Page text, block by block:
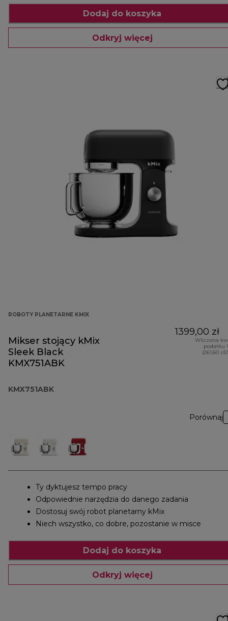
Dodaj do koszyka
Odkryj więcej
ROBOTY PLANETARNE KMIX
Mikser stojący kMix
Sleek Black
KMX751ABK
KMX751ABK
1399,00 zł
Wliczona
podatku
(261,60
Porównaj
Ty dyktujesz tempo pracy
Odpowiednie narzędzia do danego zadania
Dostosuj swój robot planetarny kMix
Niech wszystko, co dobre, pozostanie w misce
Dodaj do koszyka
Odkryj więcej